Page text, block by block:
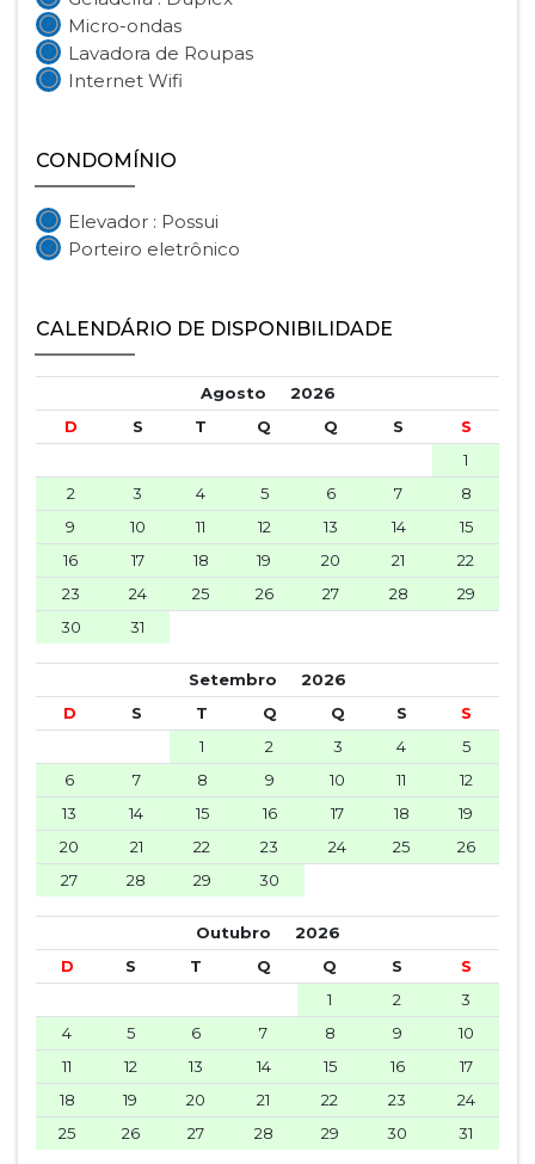
Micro-ondas
Lavadora de Roupas
Internet Wifi
CONDOMÍNIO
Elevador : Possui
Porteiro eletrônico
CALENDÁRIO DE DISPONIBILIDADE
Agosto 2026
D
S T Q Q S
S
1
2
3 4 5 6 7
8
9
10 11 12 13 14
15
16
17 18 19 20 21
22
23
24 25 26 27 28
29
30
31
Setembro 2026
D
S T Q Q S
S
1
2 3 4
5
6
7 8 9 10 11
12
13
14 15 16 17 18
19
20
21 22 23 24 25
26
27
28 29 30
Outubro 2026
D
S T Q Q S
S
1
2
3
4
5 6 7 8 9
10
11
12 13 14 15 16
17
18
19 20 21 22 23
24
25
26 27 28 29 30 31